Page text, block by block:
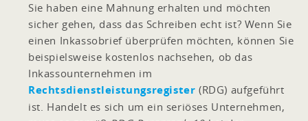
Sie haben eine Mahnung erhalten und möchten
sicher gehen, dass das Schreiben echt ist? Wenn Sie
einen Inkassobrief überprüfen möchten, können Sie
beispielsweise kostenlos nachsehen, ob das
Inkassounternehmen im
Rechtsdienstleistungsregister (RDG) aufgeführt
ist. Handelt es sich um ein seriöses Unternehmen,